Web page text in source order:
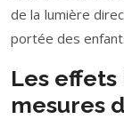
de la lumière
portée des
Les
mesures